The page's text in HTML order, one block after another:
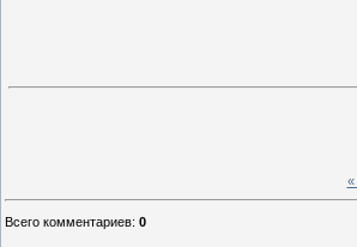
Всего комментариев: 0